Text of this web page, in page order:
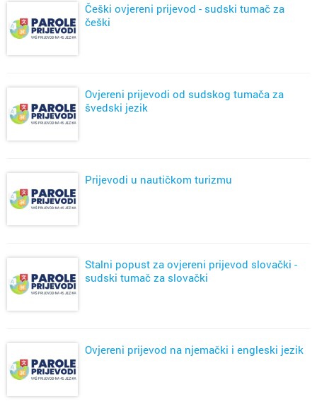
Češki ovjereni prijevod - sudski tumač za
češki
Ovjereni prijevodi od sudskog tumača za
švedski jezik
Prijevodi u nautičkom turizmu
Stalni popust za ovjereni prijevod slovački -
sudski tumač za slovački
Ovjereni prijevod na njemački i engleski jezik